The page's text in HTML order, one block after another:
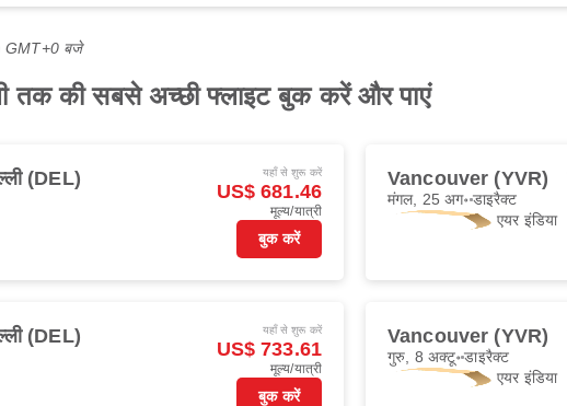
GMT+0 बजे
तक की सबसे अच्छी फ्लाइट बुक करें और पाएं
(DEL) यहाँ से शुरू करें
US$ 681.46
मूल्य/यात्री
बुक करें
Vancouver (YVR)
मंगल, 25 अग॰ डाइरैक्ट
एयर इंडिया
(DEL) यहाँ से शुरू करें
US$ 733.61
मूल्य/यात्री
बुक करें
Vancouver (YVR)
गुरु, 8 अक्टू॰डाइरैक्ट
एयर इंडिया